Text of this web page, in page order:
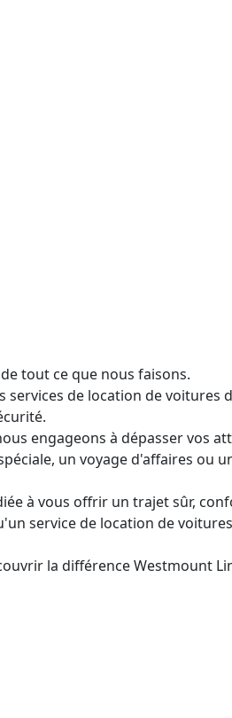
tout ce que nous faisons.
de location de
engageons à dépasser vos
un voyage d'affaires ou
à vous offrir un trajet sûr,
service de location de
la différence Westmount